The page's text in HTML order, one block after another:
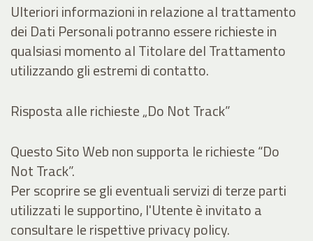
Ulteriori informazioni in relazione al trattamento
dei Dati Personali potranno essere richieste in
qualsiasi momento al Titolare del Trattamento
utilizzando gli estremi di contatto.
Risposta alle richieste „Do Not Track”
Questo Sito Web non supporta le richieste “Do
Not Track”.
Per scoprire se gli eventuali servizi di terze parti
utilizzati le supportino, l'Utente è invitato a
consultare le rispettive privacy policy.